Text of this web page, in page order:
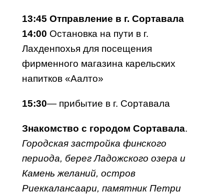
13:45 Отправление в г. Сортавала
14:00 Остановка на пути в г.
Лахденпохья для посещения
фирменного магазина карельских
напитков «Аалто»
15:30— прибытие в г. Сортавала
Знакомство с городом Сортавала.
Городская застройка финского
периода, берег Ладожского озера и
Камень желаний, остров
Риеккалансаари, памятник Петри